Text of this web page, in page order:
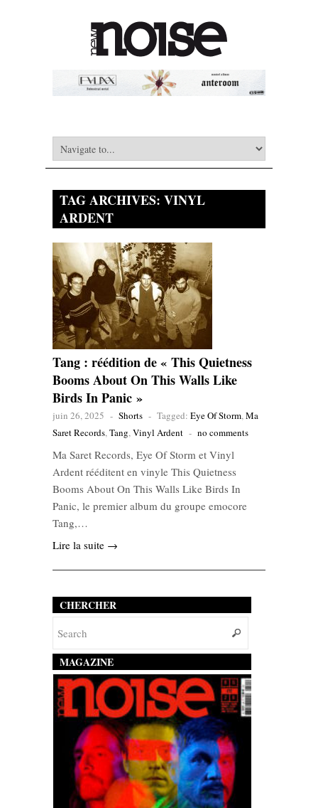
TAG ARCHIVES: VINYL
ARDENT
Tang : réédition de « This Quietness
Booms About On This Walls Like
Birds In Panic »
juin 26, 2025 - Shorts - Tagged: Eye Of Storm,Ma
Saret Records,Tang,Vinyl Ardent - no comments
Ma Saret Records, Eye Of Storm et Vinyl
Ardent rééditent en vinyle This Quietness
Booms About On This Walls Like Birds In
Panic, le premier album du groupe emocore
Tang,…
Lire la suite →
CHERCHER
MAGAZINE